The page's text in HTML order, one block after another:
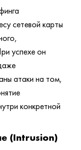
сетевой карты
успехе он
атаки на том,
конкретной
(Intrusion)